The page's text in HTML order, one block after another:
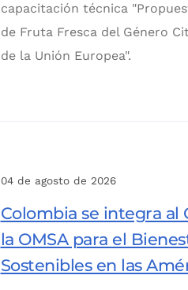
capacitación técnica
de Fruta Fresca del Género
de la Unión Europea".
04 de agosto de 2026
Colombia se integra al
la OMSA para el
Sostenibles en las